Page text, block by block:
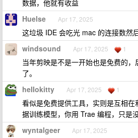
数据，他就有收益
Huelse Apr 17, 2025
这垃圾 IDE 会吃光 mac 的连接数然
windsound Apr 17, 2025 1
当年剪映是不是一开始也是免费的
了。
heIIokitty Apr 17, 2025 1
看似是免费提供工具，实则是互相
据训练模型，你用 Trae 编程，只是
wyntalgeer Apr 17, 2025